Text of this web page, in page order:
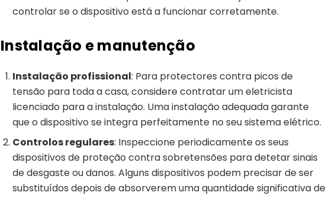
controlar se o dispositivo está a funcionar corretamente.
Instalação e manutenção
Instalação profissional: Para protectores contra picos de
tensão para toda a casa, considere contratar um eletricista
licenciado para a instalação. Uma instalação adequada garante
que o dispositivo se integra perfeitamente no seu sistema elétrico.
Controlos regulares: Inspeccione periodicamente os seus
dispositivos de proteção contra sobretensões para detetar sinais
de desgaste ou danos. Alguns dispositivos podem precisar de ser
substituídos depois de absorverem uma quantidade significativa de